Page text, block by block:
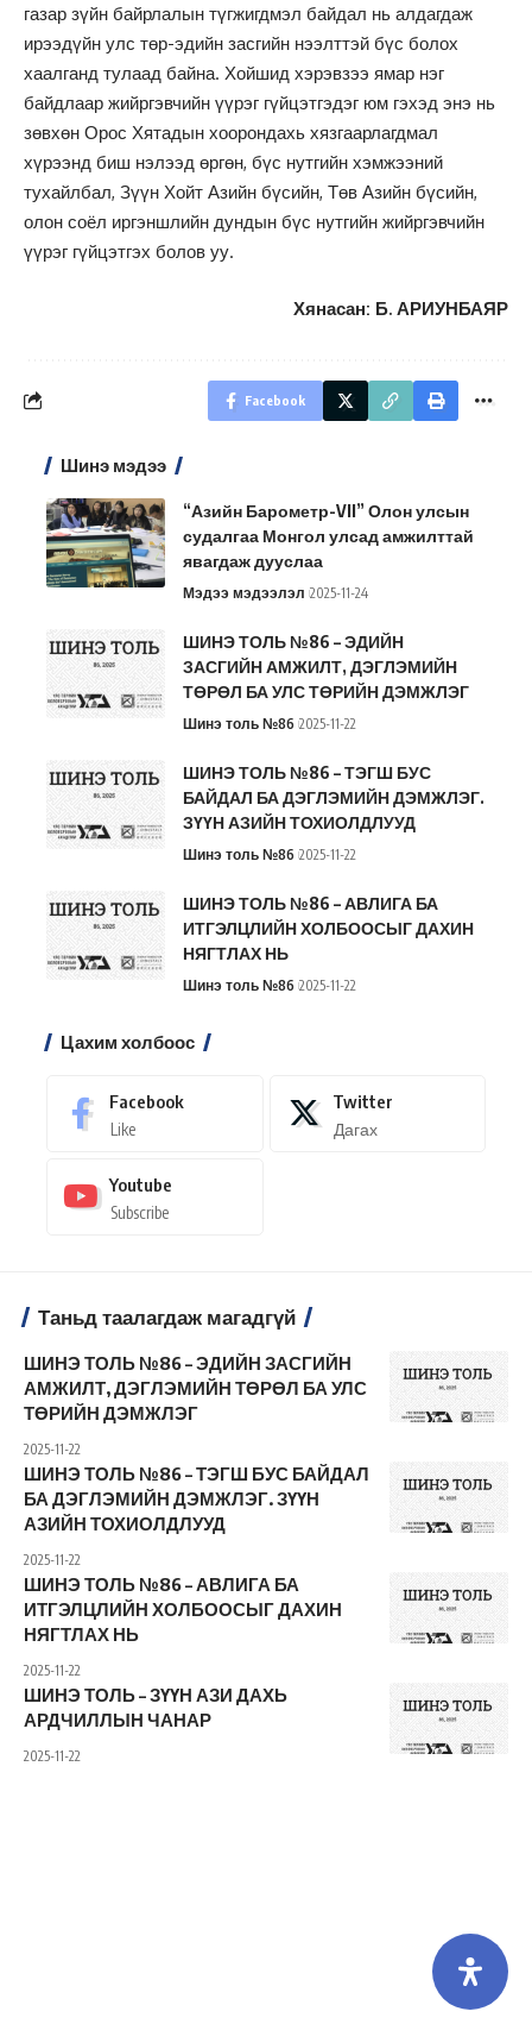
газар зүйн байрлалын түгжигдмэл байдал нь алдагдаж
ирээдүйн улс төр-эдийн засгийн нээлттэй бүс болох
хаалганд тулаад байна. Хойшид хэрэвзээ ямар нэг
байдлаар жийргэвчийн үүрэг гүйцэтгэдэг юм гэхэд энэ нь
зөвхөн Орос Хятадын хоорондахь хязгаарлагдмал
хүрээнд биш нэлээд өргөн, бүс нутгийн хэмжээний
тухайлбал, Зүүн Хойт Азийн бүсийн, Төв Азийн бүсийн,
олон соёл иргэншлийн дундын бүс нутгийн жийргэвчийн
үүрэг гүйцэтгэх болов уу.
Хянасан: Б. АРИУНБАЯР
Facebook
Шинэ мэдээ
“Азийн Барометр-VII” Олон улсын
судалгаа Монгол улсад амжилттай
явагдаж дууслаа
Мэдээ мэдээлэл 2025-11-24
ШИНЭ ТОЛЬ №86 – ЭДИЙН
ЗАСГИЙН АМЖИЛТ, ДЭГЛЭМИЙН
ТӨРӨЛ БА УЛС ТӨРИЙН ДЭМЖЛЭГ
Шинэ толь №86 2025-11-22
ШИНЭ ТОЛЬ №86 – ТЭГШ БУС
БАЙДАЛ БА ДЭГЛЭМИЙН ДЭМЖЛЭГ.
ЗҮҮН АЗИЙН ТОХИОЛДЛУУД
Шинэ толь №86 2025-11-22
ШИНЭ ТОЛЬ №86 – АВЛИГА БА
ИТГЭЛЦЛИЙН ХОЛБООСЫГ ДАХИН
НЯГТЛАХ НЬ
Шинэ толь №86 2025-11-22
Цахим холбоос
Facebook
Like
Twitter
Дагах
Youtube
Subscribe
Таньд таалагдаж магадгүй
ШИНЭ ТОЛЬ №86 – ЭДИЙН ЗАСГИЙН
АМЖИЛТ, ДЭГЛЭМИЙН ТӨРӨЛ БА УЛС
ТӨРИЙН ДЭМЖЛЭГ
2025-11-22
ШИНЭ ТОЛЬ №86 – ТЭГШ БУС БАЙДАЛ
БА ДЭГЛЭМИЙН ДЭМЖЛЭГ. ЗҮҮН
АЗИЙН ТОХИОЛДЛУУД
2025-11-22
ШИНЭ ТОЛЬ №86 – АВЛИГА БА
ИТГЭЛЦЛИЙН ХОЛБООСЫГ ДАХИН
НЯГТЛАХ НЬ
2025-11-22
ШИНЭ ТОЛЬ – ЗҮҮН АЗИ ДАХЬ
АРДЧИЛЛЫН ЧАНАР
2025-11-22